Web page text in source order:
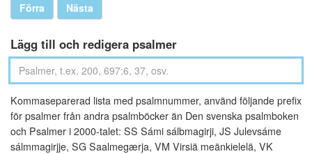
Förra Nästa
Lägg till och redigera psalmer
Kommaseparerad lista med psalmnummer, använd följande prefix
för psalmer från andra psalmböcker än Den svenska psalmboken
och Psalmer i 2000-talet: SS Sámi sálbmagirji, JS Julevsáme
sálmmagirjje, SG Saalmegærja, VM Virsiä meänkielelä, VK